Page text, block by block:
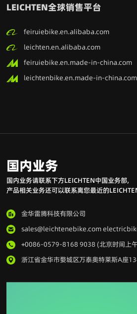
LEICHTEN全球销售平台
feiruiebike.en.alibaba.com
leichten.en.alibaba.com
feiruiebike.en.made-in-china.com
leichtenbike.en.made-in-china.com
国内业务
国内业务请联系下方LEICHTEN中国业务部,
产品相关业务还可以联系离您最近的
金华雷腾科技有限公司
sales@leichtenebike.com
+0086-0579-8168 9038 (北京时间上
浙江省金华市婺城区万泰奥特莱斯A座